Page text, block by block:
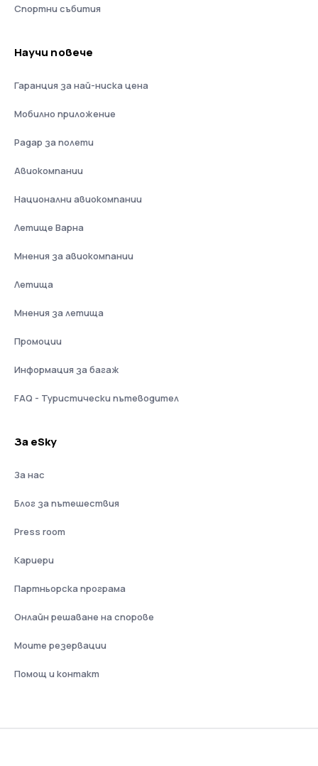
Спортни събития
Научи повече
Гаранция за най-ниска цена
Мобилно приложение
Радар за полети
Авиокомпании
Национални авиокомпании
Летище Варна
Мнения за авиокомпании
Летища
Мнения за летища
Промоции
Информация за багаж
FAQ - Туристически пътеводител
За eSky
За нас
Блог за пътешествия
Press room
Кариери
Партньорска програма
Онлайн решаване на спорове
Моите резервации
Помощ и контакт